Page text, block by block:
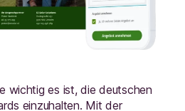
wichtig es ist, die deutschen
einzuhalten. Mit der